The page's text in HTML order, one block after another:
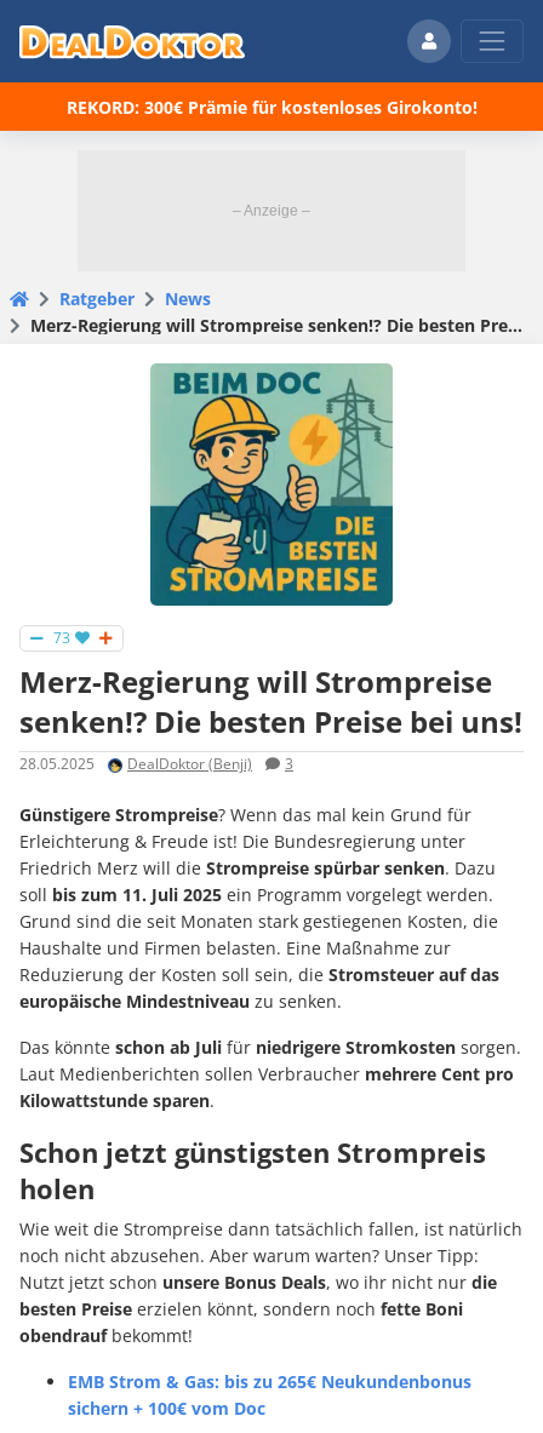
REKORD: 300€ Prämie für kostenloses Girokonto!
Ratgeber
News
Merz-Regierung will Strompreise senken!? Die besten Preise bei uns!
73
Merz-Regierung will Strompreise
senken!? Die besten Preise bei uns!
28.05.2025 DealDoktor (Benji) 3
Günstigere Strompreise? Wenn das mal kein Grund für
Erleichterung & Freude ist! Die Bundesregierung unter
Friedrich Merz will die Strompreise spürbar senken. Dazu
soll bis zum 11. Juli 2025 ein Programm vorgelegt werden.
Grund sind die seit Monaten stark gestiegenen Kosten, die
Haushalte und Firmen belasten. Eine Maßnahme zur
Reduzierung der Kosten soll sein, die Stromsteuer auf das
europäische Mindestniveau zu senken.
Das könnte schon ab Juli für niedrigere Stromkosten sorgen.
Laut Medienberichten sollen Verbraucher mehrere Cent pro
Kilowattstunde sparen.
Schon jetzt günstigsten Strompreis
holen
Wie weit die Strompreise dann tatsächlich fallen, ist natürlich
noch nicht abzusehen. Aber warum warten? Unser Tipp:
Nutzt jetzt schon unsere Bonus Deals, wo ihr nicht nur die
besten Preise erzielen könnt, sondern noch fette Boni
obendraufbekommt!
EMB Strom & Gas: bis zu 265€ Neukundenbonus
sichern + 100€ vom Doc